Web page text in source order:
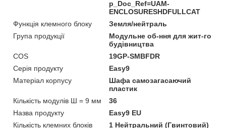
p_Doc_Ref=UAM-
ENCLOSURESHDFULLCAT
Функція клемного блоку
Земля/нейтраль
Група продукції
Модульне об-ння для жит-го
будівництва
COS
19GP-SMBFDR
Серія продукту
Easy9
Матеріал корпусу
Шафа самозагасаючий
пластик
Кількість модулів Ш = 9 мм
36
Назва продукту
Easy9 EU
Кількість клемних блоків
1 Нейтральний (Гвинтовий)